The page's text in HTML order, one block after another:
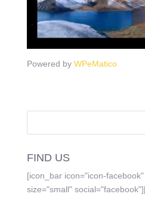
Powered by WPeMatico
FIND US
[icon_bar icon="icon-
size="small"